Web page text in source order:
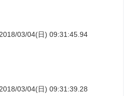
2018/03/04(日) 09:31:45.94
2018/03/04(日) 09:31:39.28